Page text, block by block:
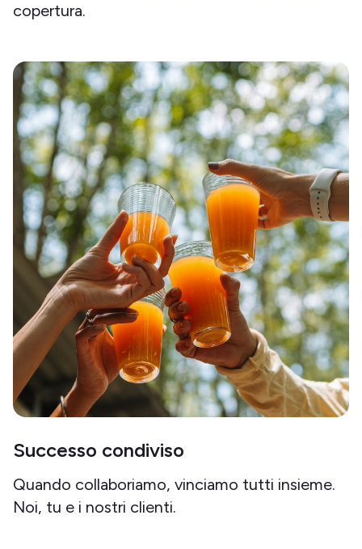
copertura.
Successo condiviso
Quando collaboriamo, vinciamo tutti insieme.
Noi, tu e i nostri clienti.